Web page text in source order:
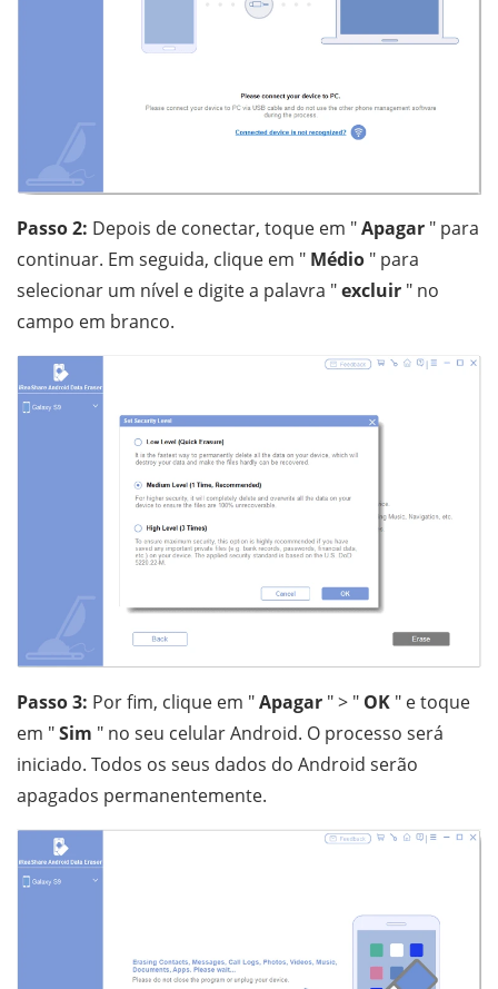
Passo 2: Depois de conectar, toque em "Apagar " para
continuar. Em seguida, clique em " Médio " para
selecionar um nível e digite a palavra "excluir " no
campo em branco.
Passo 3: Por fim, clique em "Apagar " > " OK " e toque
em "Sim " no seu celular Android. O processo será
iniciado. Todos os seus dados do Android serão
apagados permanentemente.